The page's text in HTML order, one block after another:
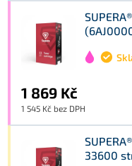
1 869 Kč
1 545 Kč bez DPH
33600